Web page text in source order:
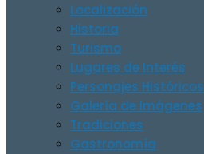
Localización
Historia
Turismo
Lugares de Interés
Personajes Históricos
Galería de Imágenes
Tradiciones
Gastronomía